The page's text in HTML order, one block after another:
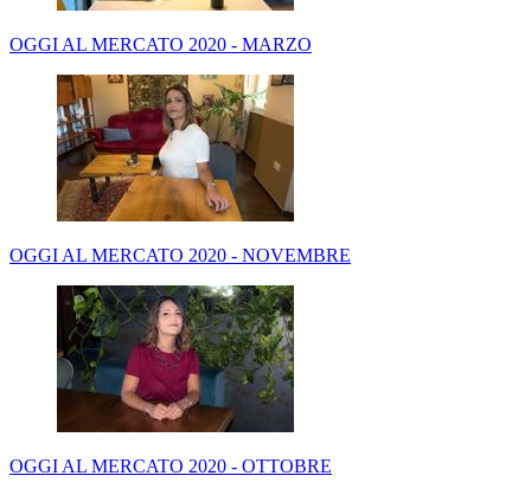
OGGI AL MERCATO 2020 - MARZO
OGGI AL MERCATO 2020 - NOVEMBRE
OGGI AL MERCATO 2020 - OTTOBRE